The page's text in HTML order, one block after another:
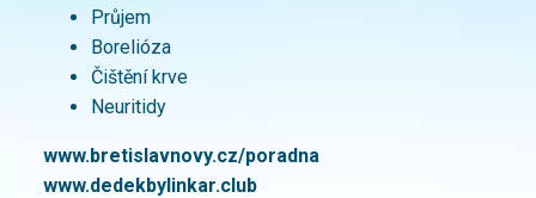
Průjem
Borelióza
Čištění krve
Neuritidy
www.bretislavnovy.cz/poradna
www.dedekbylinkar.club